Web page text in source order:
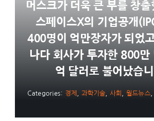
머스크가 더욱 큰 부를 창
스페이스X의 기업공개
400명이 억만장자가 되었
나다 회사가 투자한 800만
억 달러로 불어났습니
Categories: 경제 과학기술 사회 월드뉴스,